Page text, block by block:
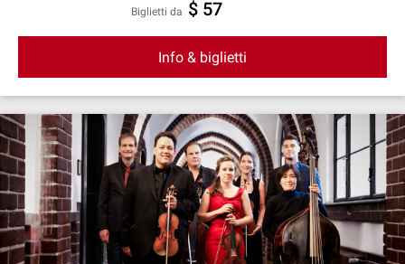
Biglietti da $ 57
Info & biglietti